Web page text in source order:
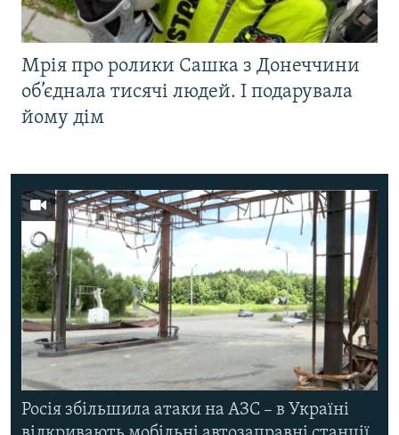
Мрія про ролики Сашка з Донеччини
об’єднала тисячі людей. І подарувала
йому дім
Росія збільшила атаки на АЗС – в Україні